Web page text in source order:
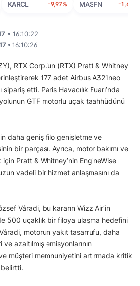
KARCL -9,97% MASFN -1,63%
• 16:10:22
• 16:10:26
RTX Corp.’un (RTX) Pratt & Whitney
177 adet Airbus A321neo
sipariş etti. Paris Havacılık Fuarı’nda
GTF motorlu uçak taahhüdünü
daha geniş filo genişletme ve
bir parçası. Ayrıca, motor bakımı ve
Pratt & Whitney’nin EngineWise
vadeli bir hizmet anlaşmasını da
Váradi, bu kararın Wizz Air’in
500 uçaklık bir filoya ulaşma hedefini
motorun yakıt tasarrufu, daha
azaltılmış emisyonlarının
müşteri memnuniyetini artırmada kritik